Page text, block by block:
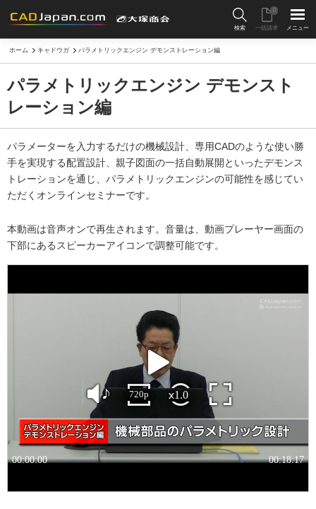
検索 一括請求
0
メニュー
ホーム キャドウガ パラメトリックエンジン デモンストレーション編
パラメトリックエンジン デモンスト
レーション編
パラメーターを入力するだけの機械設計、専用CADのような使い勝
手を実現する配置設計、親子図面の一括自動展開といったデモンス
トレーションを通じ、パラメトリックエンジンの可能性を感じてい
ただくオンラインセミナーです。
本動画は音声オンで再生されます。音量は、動画プレーヤー画面の
下部にあるスピーカーアイコンで調整可能です。